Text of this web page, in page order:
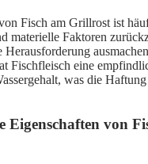
Fisch am Grillrost ist
materielle Faktoren
Fischfleisch eine
was die
Eigenschaften von